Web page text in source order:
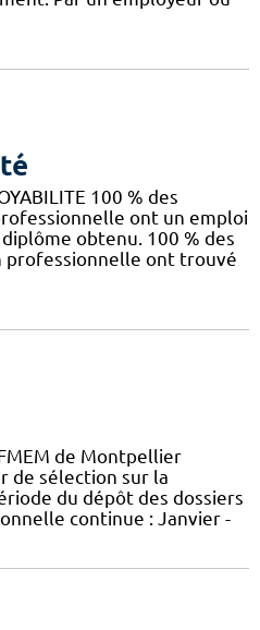
100 % des
ont un emploi
obtenu. 100 % des
ont trouvé
de Montpellier
de sélection sur la
du dépôt des dossiers
continue : Janvier -